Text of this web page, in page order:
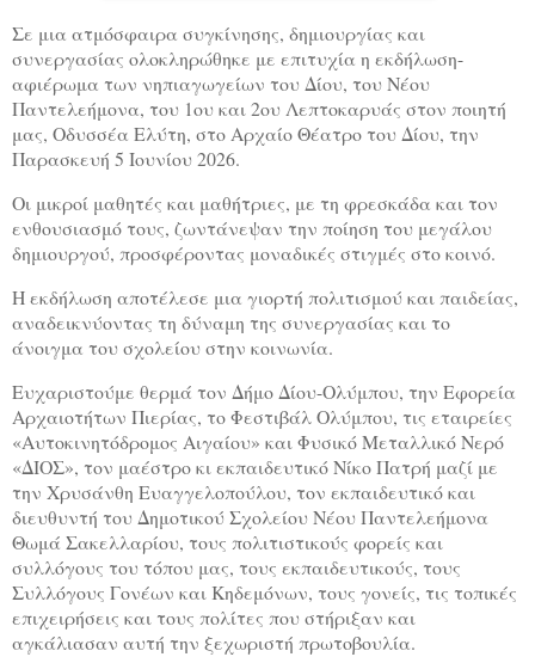
Σε μια ατμόσφαιρα συγκίνησης, δημιουργίας και
συνεργασίας ολοκληρώθηκε με επιτυχία η εκδήλωση-
αφιέρωμα των νηπιαγωγείων του Δίου, του Νέου
Παντελεήμονα, του 1ου και 2ου Λεπτοκαρυάς στον ποιητή
μας, Οδυσσέα Ελύτη, στο Αρχαίο Θέατρο του Δίου, την
Παρασκευή 5 Ιουνίου 2026.
Οι μικροί μαθητές και μαθήτριες, με τη φρεσκάδα και τον
ενθουσιασμό τους, ζωντάνεψαν την ποίηση του μεγάλου
δημιουργού, προσφέροντας μοναδικές στιγμές στο κοινό.
Η εκδήλωση αποτέλεσε μια γιορτή πολιτισμού και παιδείας,
αναδεικνύοντας τη δύναμη της συνεργασίας και το
άνοιγμα του σχολείου στην κοινωνία.
Ευχαριστούμε θερμά τον Δήμο Δίου-Ολύμπου, την Εφορεία
Αρχαιοτήτων Πιερίας, το Φεστιβάλ Ολύμπου, τις εταιρείες
«Αυτοκινητόδρομος Αιγαίου» και Φυσικό Μεταλλικό Νερό
«ΔΙΟΣ», τον μαέστρο κι εκπαιδευτικό Νίκο Πατρή μαζί με
την Χρυσάνθη Ευαγγελοπούλου, τον εκπαιδευτικό και
διευθυντή του Δημοτικού Σχολείου Νέου Παντελεήμονα
Θωμά Σακελλαρίου, τους πολιτιστικούς φορείς και
συλλόγους του τόπου μας, τους εκπαιδευτικούς, τους
Συλλόγους Γονέων και Κηδεμόνων, τους γονείς, τις τοπικές
επιχειρήσεις και τους πολίτες που στήριξαν και
αγκάλιασαν αυτή την ξεχωριστή πρωτοβουλία.